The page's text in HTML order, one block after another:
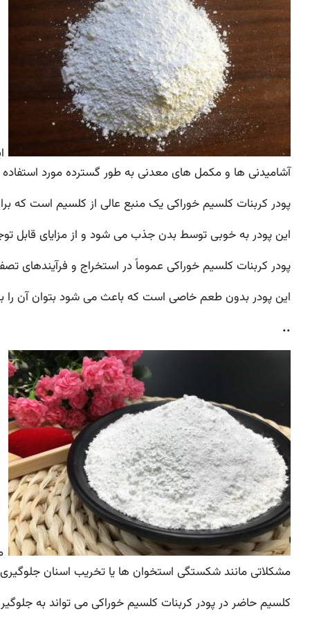
آشامیدنی ها و مکمل های معدنی به طور گسترده مورد استفاده
پودر کربنات کلسیم خوراکی یک منبع عالی از کلسیم است
این پودر به خوبی توسط بدن جذب می شود و از مزایای قابل
پودر کربنات کلسیم خوراکی عموماً در استخراج و فرآیندهای
این پودر بدون طعم خاصی است که باعث می شود بتوان آن را
..
مشکلاتی مانند شکستگی استخوان ها یا تخریب اسنان
کلسیم حاضر در پودر کربنات کلسیم خوراکی می تواند به